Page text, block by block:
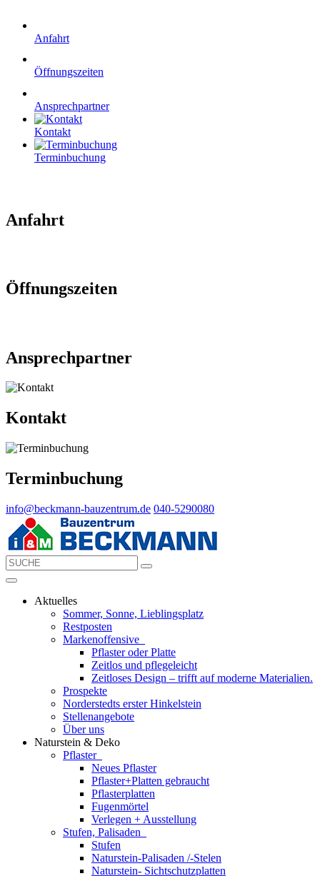
Anfahrt
Öffnungszeiten
Ansprechpartner
Kontakt
Terminbuchung
Anfahrt
Öffnungszeiten
Ansprechpartner
Kontakt
Terminbuchung
info@beckmann-bauzentrum.de 040-5290080
Aktuelles
Sommer, Sonne, Lieblingsplatz
Restposten
Markenoffensive
Pflaster oder Platte
Zeitlos und pflegeleicht
Zeitloses Design – trifft auf moderne Materialien.
Prospekte
Norderstedts erster Hinkelstein
Stellenangebote
Über uns
Naturstein & Deko
Pflaster
Neues Pflaster
Pflaster+Platten gebraucht
Pflasterplatten
Fugenmörtel
Verlegen + Ausstellung
Stufen, Palisaden
Stufen
Naturstein-Palisaden /-Stelen
Naturstein- Sichtschutzplatten